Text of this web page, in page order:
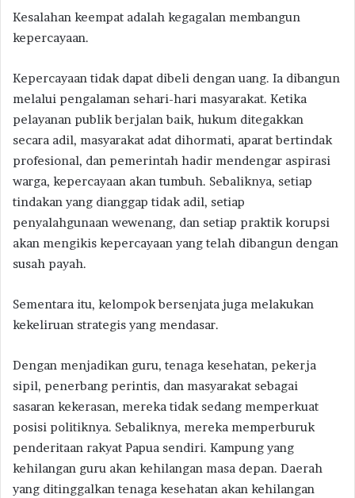
Kesalahan keempat adalah kegagalan membangun
kepercayaan.
Kepercayaan tidak dapat dibeli dengan uang. Ia dibangun
melalui pengalaman sehari-hari masyarakat. Ketika
pelayanan publik berjalan baik, hukum ditegakkan
secara adil, masyarakat adat dihormati, aparat bertindak
profesional, dan pemerintah hadir mendengar aspirasi
warga, kepercayaan akan tumbuh. Sebaliknya, setiap
tindakan yang dianggap tidak adil, setiap
penyalahgunaan wewenang, dan setiap praktik korupsi
akan mengikis kepercayaan yang telah dibangun dengan
susah payah.
Sementara itu, kelompok bersenjata juga melakukan
kekeliruan strategis yang mendasar.
Dengan menjadikan guru, tenaga kesehatan, pekerja
sipil, penerbang perintis, dan masyarakat sebagai
sasaran kekerasan, mereka tidak sedang memperkuat
posisi politiknya. Sebaliknya, mereka memperburuk
penderitaan rakyat Papua sendiri. Kampung yang
kehilangan guru akan kehilangan masa depan. Daerah
yang ditinggalkan tenaga kesehatan akan kehilangan